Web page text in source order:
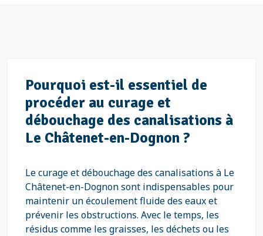
Pourquoi est-il essentiel de
procéder au curage et
débouchage des canalisations à
Le Châtenet-en-Dognon ?
Le curage et débouchage des canalisations à Le
Châtenet-en-Dognon sont indispensables pour
maintenir un écoulement fluide des eaux et
prévenir les obstructions. Avec le temps, les
résidus comme les graisses, les déchets ou les